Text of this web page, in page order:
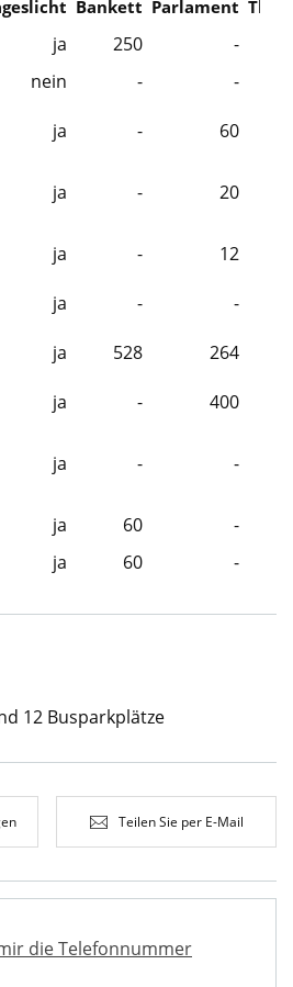
Bankett Parlament
ja 250
-
nein - -
ja - 60
ja - 20
ja - 12
ja -
-
ja 528 264
ja -
400
ja - -
ja 60
-
ja 60 -
12 Busparkplätze
Teilen Sie per E-Mail
die Telefonnummer